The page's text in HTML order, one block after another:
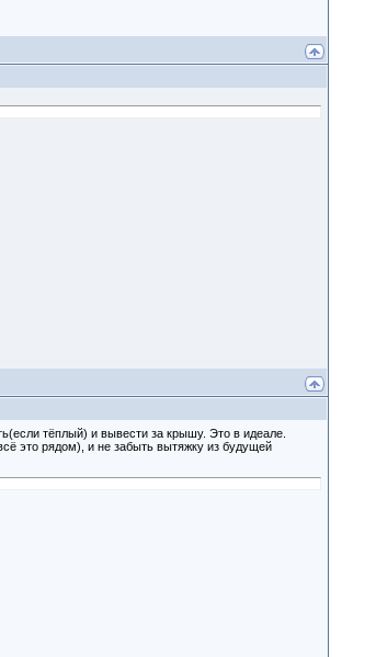
тёплый) и вывести за крышу. Это в идеале.
это рядом), и не забыть вытяжку из будущей